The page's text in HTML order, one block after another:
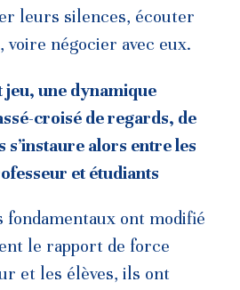
leurs silences, écouter
négocier avec eux.
jeu, une dynamique
croisé de regards, de
s’instaure alors entre les
et étudiants
fondamentaux ont modifié
le rapport de force
et les élèves, ils ont